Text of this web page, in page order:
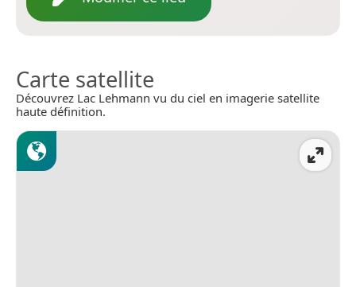
Carte satellite
Découvrez Lac Lehmann vu du ciel en imagerie satellite
haute définition.